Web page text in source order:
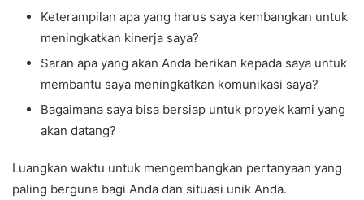
Keterampilan apa yang harus saya kembangkan untuk
meningkatkan kinerja saya?
Saran apa yang akan Anda berikan kepada saya untuk
membantu saya meningkatkan komunikasi saya?
Bagaimana saya bisa bersiap untuk proyek kami yang
akan datang?
Luangkan waktu untuk mengembangkan pertanyaan yang
paling berguna bagi Anda dan situasi unik Anda.